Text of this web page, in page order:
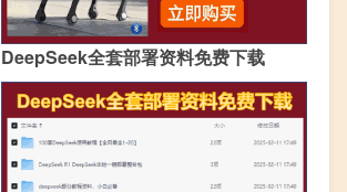
DeepSeek全套部署资料免费下载